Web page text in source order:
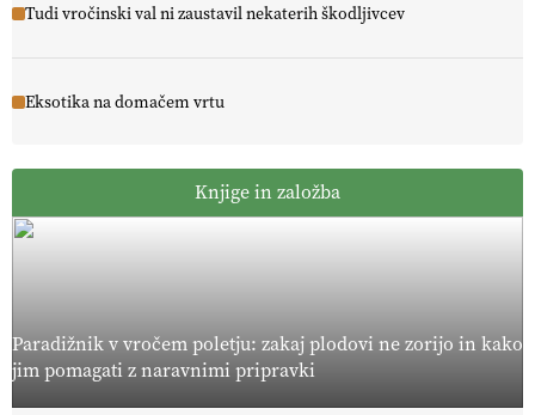
Tudi vročinski val ni zaustavil nekaterih škodljivcev
Eksotika na domačem vrtu
Knjige in založba
Paradižnik v vročem poletju: zakaj plodovi ne zorijo in kako
jim pomagati z naravnimi pripravki